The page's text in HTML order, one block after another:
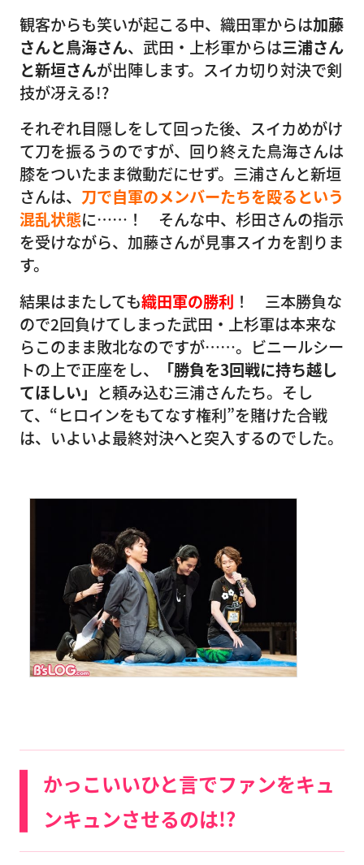
観客からも笑いが起こる中、織田軍からは加藤
さんと鳥海さん、武田・上杉軍からは三浦さん
と新垣さんが出陣します。スイカ切り対決で剣
技が冴える!?
それぞれ目隠しをして回った後、スイカめがけ
て刀を振るうのですが、回り終えた鳥海さんは
膝をついたまま微動だにせず。三浦さんと新垣
さんは、 刀で自軍のメンバーたちを殴るという
混乱状態に……！ そんな中、杉田さんの指示
を受けながら、加藤さんが見事スイカを割りま
す。
結果はまたしても織田軍の勝利 ！ 三本勝負な
ので2回負けてしまった武田・上杉軍は本来な
らこのまま敗北なのですが……。ビニールシー
トの上で正座をし、
「勝負を3回戦に持ち越し
てほしい」 と頼み込む三浦さんたち。そし
て、“ヒロインをもてなす権利”を賭けた合戦
は、いよいよ最終対決へと突入するのでした。
かっこいいひと言でファンをキュ
ンキュンさせるのは!?